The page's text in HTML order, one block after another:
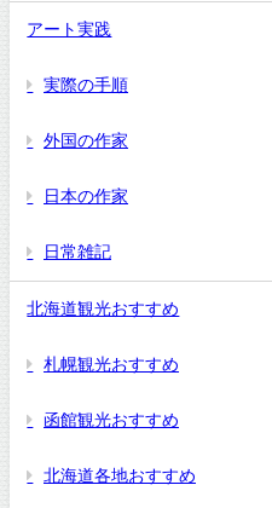
アート実践
実際の手順
外国の作家
日本の作家
日常雑記
北海道観光おすすめ
札幌観光おすすめ
函館観光おすすめ
北海道各地おすすめ